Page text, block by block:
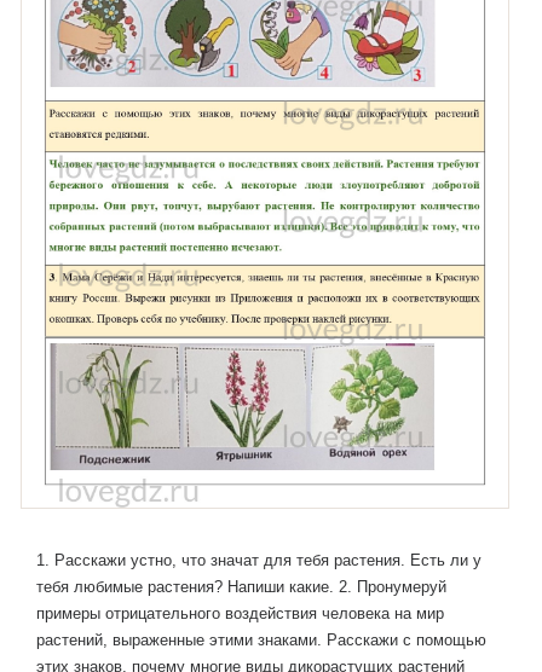
1. Расскажи устно, что значат для тебя растения. Есть ли у
тебя любимые растения? Напиши какие. 2. Пронумеруй
примеры отрицательного воздействия человека на мир
растений, выраженные этими знаками. Расскажи с помощью
этих знаков, почему многие виды дикорастущих растений